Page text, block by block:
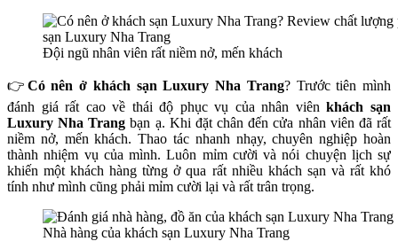
Đội ngũ nhân viên rất niềm nở, mến khách
👉 Có nên ở khách sạn Luxury Nha Trang? Trước tiên mình
đánh giá rất cao về thái độ phục vụ của nhân viênkhách sạn
Luxury Nha Trangbạn ạ. Khi đặt chân đến cửa nhân viên đã rất
niềm nở, mến khách. Thao tác nhanh nhạy, chuyên nghiệp hoàn
thành nhiệm vụ của mình. Luôn mỉm cười và nói chuyện lịch sự
khiến một khách hàng từng ở qua rất nhiều khách sạn và rất khó
tính như mình cũng phải mỉm cười lại và rất trân trọng.
Nhà hàng của khách sạn Luxury Nha Trang